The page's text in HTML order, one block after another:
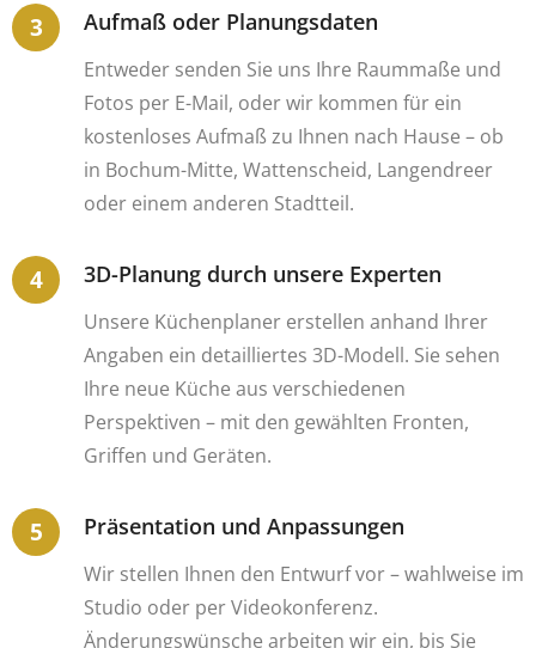
Aufmaß oder Planungsdaten
Entweder senden Sie uns Ihre Raummaße und
Fotos per E-Mail, oder wir kommen für ein
kostenloses Aufmaß zu Ihnen nach Hause – ob
in Bochum-Mitte, Wattenscheid, Langendreer
oder einem anderen Stadtteil.
3D-Planung durch unsere Experten
Unsere Küchenplaner erstellen anhand Ihrer
Angaben ein detailliertes 3D-Modell. Sie sehen
Ihre neue Küche aus verschiedenen
Perspektiven – mit den gewählten Fronten,
Griffen und Geräten.
Präsentation und Anpassungen
Wir stellen Ihnen den Entwurf vor – wahlweise im
Studio oder per Videokonferenz.
Änderungswünsche arbeiten wir ein, bis Sie